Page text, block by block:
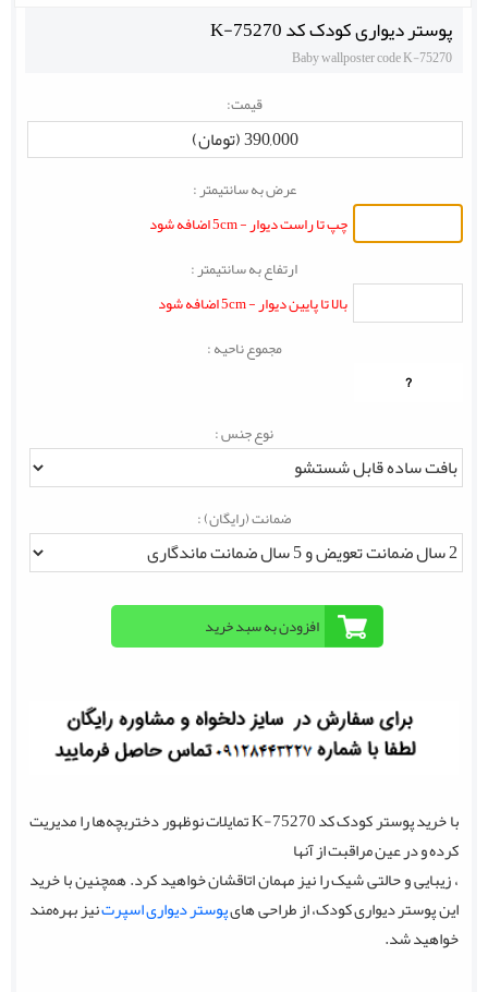
پوستر دیواری کودک کد K-75270
Baby wallposter code K-75270
قیمت:
390,000 (تومان)
عرض به سانتیمتر :
چپ تا راست دیوار - 5cm اضافه شود
ارتفاع به سانتیمتر :
بالا تا پایین دیوار - 5cm اضافه شود
مجموع ناحیه :
?
نوع جنس :
ضمانت (رایگان) :
با خرید پوستر کودک کد K-75270 تمایلات نوظهور دختربچه‌ها را مدیریت
کرده و در عین مراقبت از آنها
، زیبایی و حالتی شیک را نیز مهمان اتاقشان خواهید کرد. همچنین با خرید
این پوستر دیواری کودک، از طراحی هایپوستر دیواری اسپرتنیز بهره‌مند
خواهید شد.